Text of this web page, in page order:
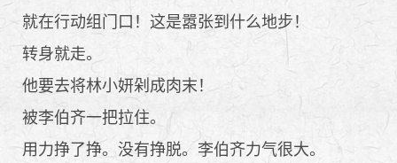
就在行动组门口！这是嚣张到什么地步！
转身就走。
他要去将林小妍剁成肉末！
被李伯齐一把拉住。
用力挣了挣。没有挣脱。李伯齐力气很大。